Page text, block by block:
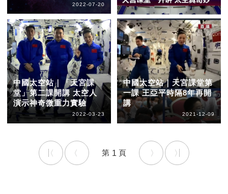
2022-07-20
中國太空站｜「天宮課
堂」第二課開講 太空人
演示神奇微重力實驗
2022-03-23
中國太空站｜天宮課堂第
一課 王亞平時隔8年再開
講
2021-12-09
1